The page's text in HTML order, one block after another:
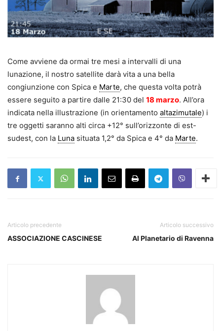
Come avviene da ormai tre mesi a intervalli di una
lunazione, il nostro satellite darà vita a una bella
congiunzione con Spica e Marte, che questa volta potrà
essere seguito a partire dalle 21:30 del 18 marzo. All’ora
indicata nella illustrazione (in orientamento altazimutale) i
tre oggetti saranno alti circa +12° sull’orizzonte di est-
sudest, con la Luna situata 1,2° da Spica e 4° da Marte.
Articolo precedente
ASSOCIAZIONE CASCINESE
Articolo successivo
Al Planetario di Ravenna